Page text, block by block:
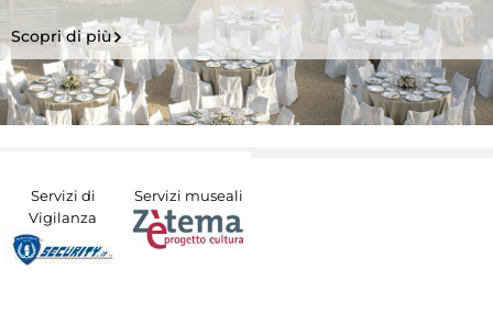
Scopri di più
Servizi di
Vigilanza
Servizi museali